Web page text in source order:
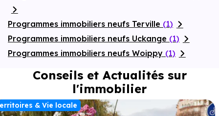
Programmes immobiliers neufs Terville (1)
Programmes immobiliers neufs Uckange (1)
Programmes immobiliers neufs Woippy (1)
Conseils et Actualités sur
l'immobilier
& Vie locale